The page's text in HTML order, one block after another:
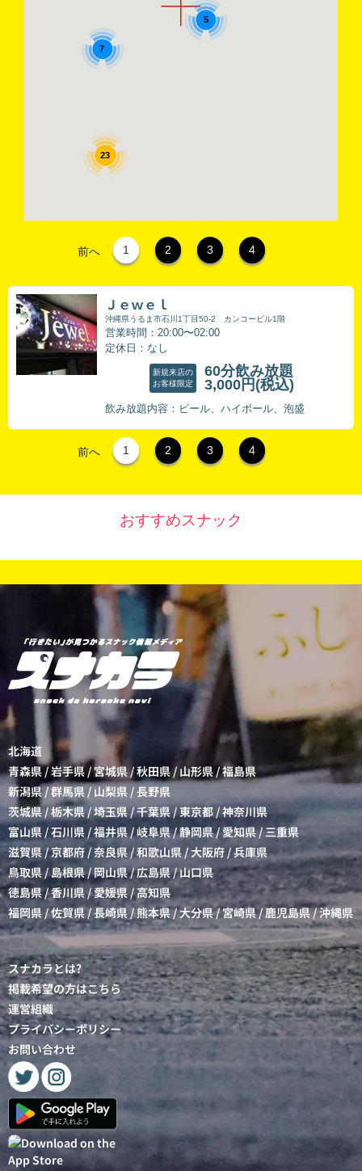
7
23
5
前へ 1 2 3 4
Ｊｅｗｅｌ
沖縄県うるま市石川1丁目50-2 カンコービル1階
営業時間：20:00〜02:00
定休日：なし
新規来店の
お客様限定
60分飲み放題
3,000円 (税込)
飲み放題内容：ビール、ハイボール、泡盛
前へ 1 2 3 4
おすすめスナック
北海道
青森県/岩手県/宮城県/秋田県 / 山形県/福島県
新潟県/群馬県 / 山梨県 /長野県
茨城県 /栃木県/埼玉県/千葉県/東京都 /神奈川県
富山県 /石川県 /福井県/岐阜県/静岡県/愛知県/三重県
滋賀県/京都府/奈良県 /和歌山県/大阪府 /兵庫県
鳥取県 / 島根県/岡山県/広島県/山口県
徳島県/香川県/愛媛県 /高知県
福岡県 /佐賀県 /長崎県/熊本県/大分県/宮崎県/鹿児島県/沖縄県
スナカラとは?
掲載希望の方はこちら
運営組織
プライバシーポリシー
お問い合わせ